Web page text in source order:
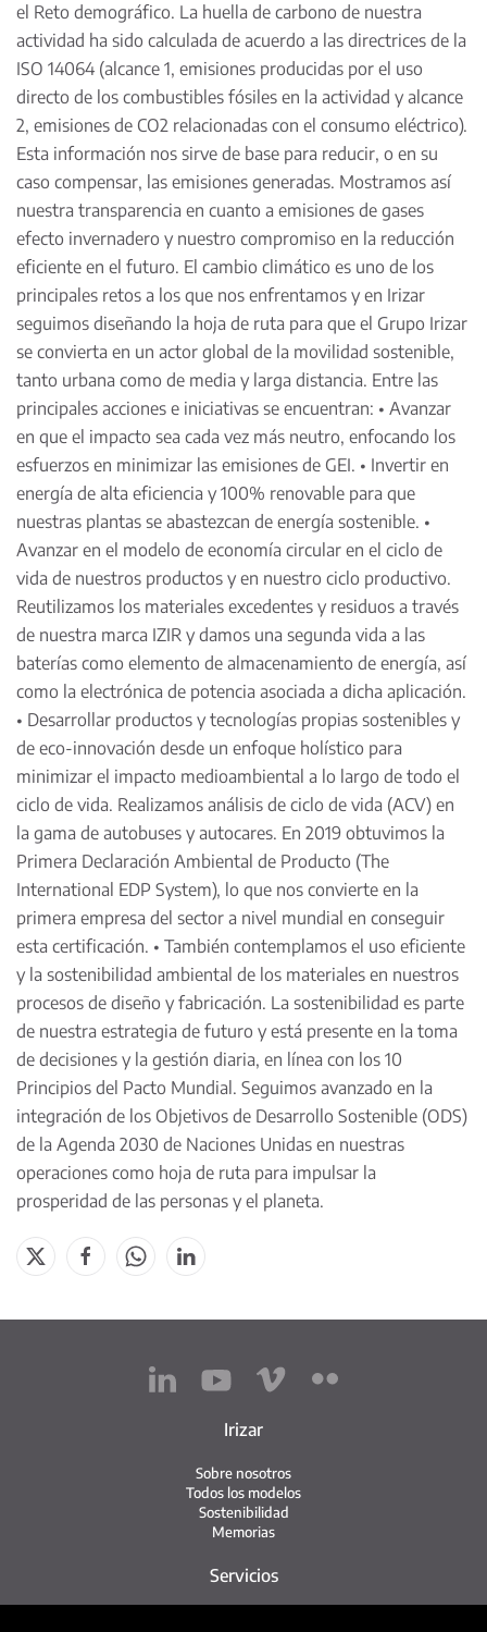
el Reto demográfico. La huella de carbono de nuestra
actividad ha sido calculada de acuerdo a las directrices de la
ISO 14064 (alcance 1, emisiones producidas por el uso
directo de los combustibles fósiles en la actividad y alcance
2, emisiones de CO2 relacionadas con el consumo eléctrico).
Esta información nos sirve de base para reducir, o en su
caso compensar, las emisiones generadas. Mostramos así
nuestra transparencia en cuanto a emisiones de gases
efecto invernadero y nuestro compromiso en la reducción
eficiente en el futuro. El cambio climático es uno de los
principales retos a los que nos enfrentamos y en Irizar
seguimos diseñando la hoja de ruta para que el Grupo Irizar
se convierta en un actor global de la movilidad sostenible,
tanto urbana como de media y larga distancia. Entre las
principales acciones e iniciativas se encuentran: • Avanzar
en que el impacto sea cada vez más neutro, enfocando los
esfuerzos en minimizar las emisiones de GEI. • Invertir en
energía de alta eficiencia y 100% renovable para que
nuestras plantas se abastezcan de energía sostenible. •
Avanzar en el modelo de economía circular en el ciclo de
vida de nuestros productos y en nuestro ciclo productivo.
Reutilizamos los materiales excedentes y residuos a través
de nuestra marca IZIR y damos una segunda vida a las
baterías como elemento de almacenamiento de energía, así
como la electrónica de potencia asociada a dicha aplicación.
• Desarrollar productos y tecnologías propias sostenibles y
de eco-innovación desde un enfoque holístico para
minimizar el impacto medioambiental a lo largo de todo el
ciclo de vida. Realizamos análisis de ciclo de vida (ACV) en
la gama de autobuses y autocares. En 2019 obtuvimos la
Primera Declaración Ambiental de Producto (The
International EDP System), lo que nos convierte en la
primera empresa del sector a nivel mundial en conseguir
esta certificación. • También contemplamos el uso eficiente
y la sostenibilidad ambiental de los materiales en nuestros
procesos de diseño y fabricación. La sostenibilidad es parte
de nuestra estrategia de futuro y está presente en la toma
de decisiones y la gestión diaria, en línea con los 10
Principios del Pacto Mundial. Seguimos avanzado en la
integración de los Objetivos de Desarrollo Sostenible (ODS)
de la Agenda 2030 de Naciones Unidas en nuestras
operaciones como hoja de ruta para impulsar la
prosperidad de las personas y el planeta.
Irizar
Sobre nosotros
Todos los modelos
Sostenibilidad
Memorias
Servicios